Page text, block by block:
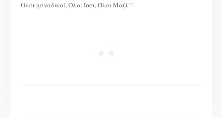
Ολοι μοναδικοί, Όλοι Ίσοι, Όλοι Μαζί!!!